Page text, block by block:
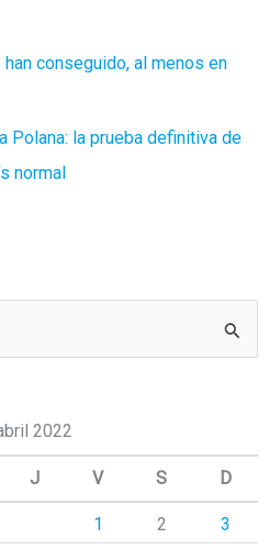
han conseguido, al menos en
Polana: la prueba definitiva de
normal
2022
J V S D
1 2
3